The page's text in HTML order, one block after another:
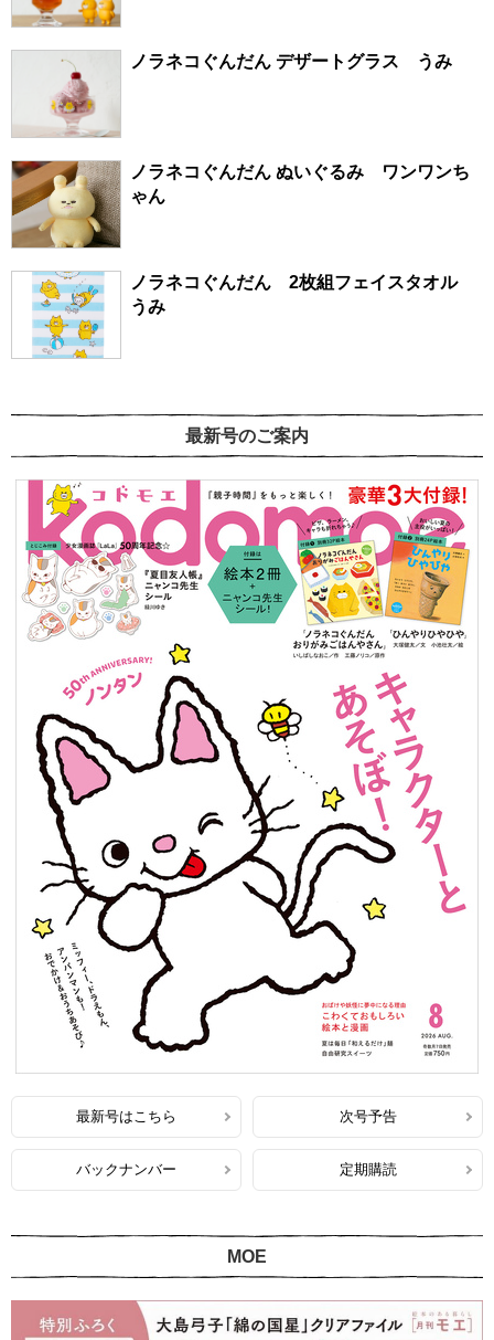
ノラネコぐんだん デザートグラス うみ
ノラネコぐんだん ぬいぐるみ ワンワンち
ゃん
ノラネコぐんだん 2枚組フェイスタオル
うみ
最新号のご案内
最新号はこちら 次号予告
バックナンバー 定期購読
MOE